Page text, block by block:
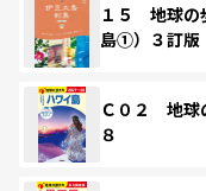
１５ 地球
島①）３訂版
Ｃ０２ 地球
８